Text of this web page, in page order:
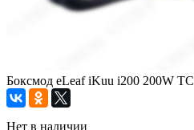
Боксмод eLeaf iKuu i200 200W TC
Нет в наличии